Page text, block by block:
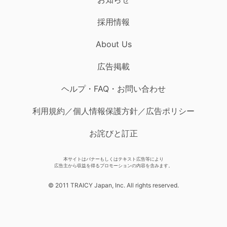
採用情報
About Us
広告掲載
ヘルプ・FAQ・お問い合わせ
利用規約／個人情報保護方針／広告ポリシー
お詫びと訂正
本サイトはバナーもしくはテキスト広告等により
広告主から収益を得るプロモーションの内容を含みます。
© 2011 TRAICY Japan, Inc. All rights reserved.